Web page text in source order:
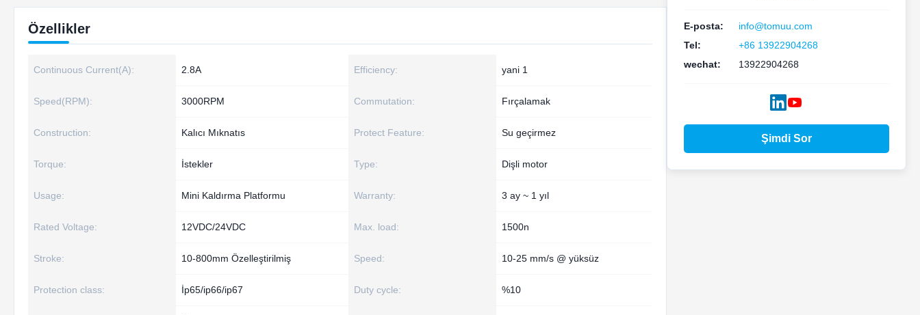
Özellikler
Continuous Current(A): 2.8A Efficiency: yani 1
Speed(RPM): 3000RPM Commutation: Fırçalamak
Construction: Kalıcı Mıknatıs Protect Feature: Su geçirmez
Torque: İstekler Type: Dişli motor
Usage: Mini Kaldırma Platformu Warranty: 3 ay ~ 1 yıl
Rated Voltage: 12VDC/24VDC Max. load: 1500n
Stroke: 10-800mm Özelleştirilmiş Speed: 10-25 mm/s @ yüksüz
Protection class: İp65/ip66/ip67 Duty cycle: %10
E-posta:
info@tomuu.com
Tel:
+86 13922904268
wechat:
13922904268
Şimdi Sor